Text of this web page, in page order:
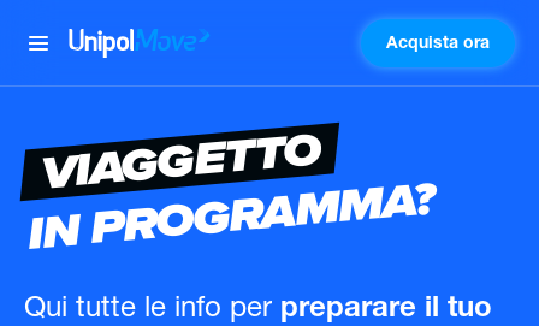
UnipolMove Acquista ora
VIAGGETTO
IN PROGRAMMA?
Qui tutte le info per preparare il tuo